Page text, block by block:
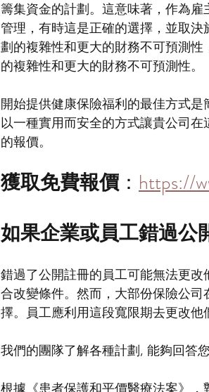
籌集資金的計劃。這意味著，作為
管理，有時這是正確的選擇，並取
劃的複雜性和更大的財務不可預測
的複雜性和更大的財務不可預測性。
開始提供健康保險福利的最佳方式
以一種實用而安全的方式讓貴公司
的報價。
獲取免費報價： https://
如果企業或員工錯過公
錯過了公開註冊的員工可能無法更
合改變條件。然而，大部份保險公
擇。員工應利用這段寬限期去更改他
我們的團隊了解各種計劃, 能夠回答
根據《患者保護和平價醫療法案》